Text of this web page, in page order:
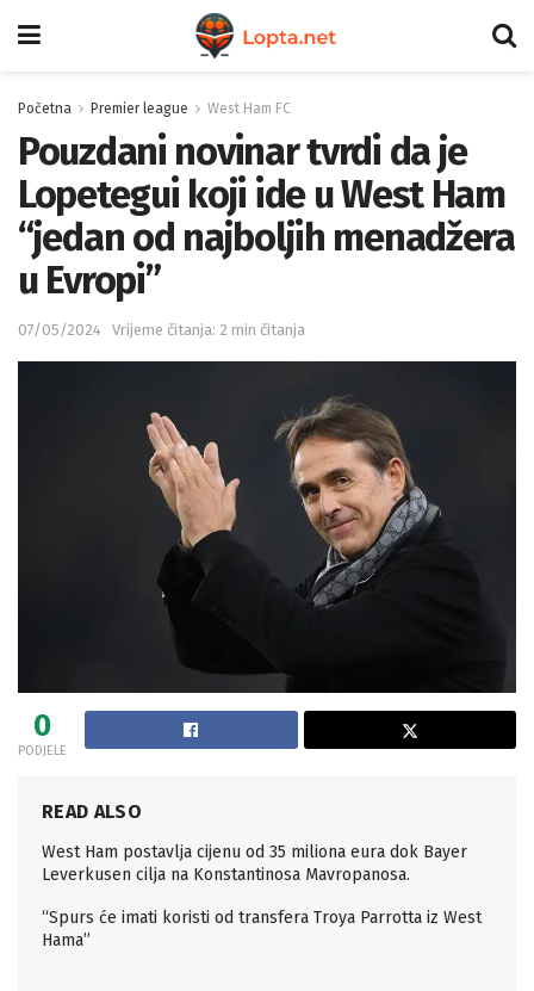
Početna Premier league West Ham FC
Pouzdani novinar tvrdi da je
Lopetegui koji ide u West Ham
“jedan od najboljih menadžera
u Evropi”
07/05/2024 Vrijeme čitanja: 2 min čitanja
0
PODJELE
READ ALSO
West Ham postavlja cijenu od 35 miliona eura dok Bayer
Leverkusen cilja na Konstantinosa Mavropanosa.
“Spurs će imati koristi od transfera Troya Parrotta iz West
Hama”